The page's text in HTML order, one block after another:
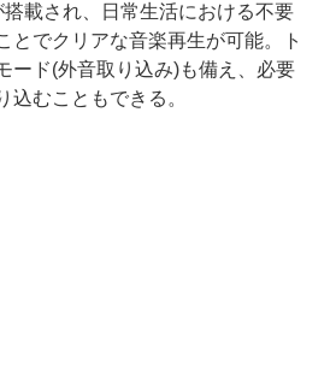
載され、日常生活における不要
とでクリアな音楽再生が可能。ト
ード(外音取り込み)も備え、必要
込むこともできる。